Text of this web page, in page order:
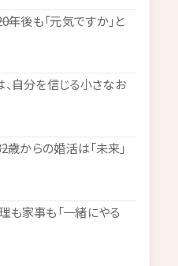
年後も「元気ですか」と
自分を信じる小さなお
歳からの婚活は「未来」
も家事も「一緒にやる